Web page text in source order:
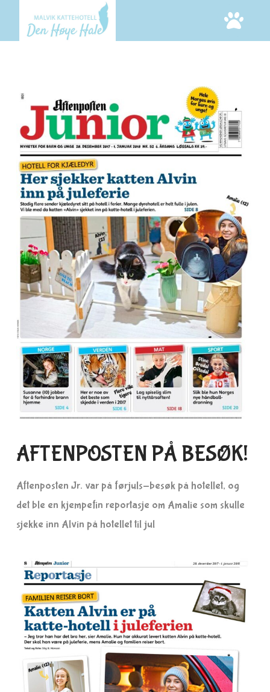
AFTENPOSTEN PÅ BESØK!
Aftenposten Jr. var på førjuls-besøk på hotellet, og
det ble en kjempefin reportasje om Amalie som skulle
sjekke inn Alvin på hotellet til jul